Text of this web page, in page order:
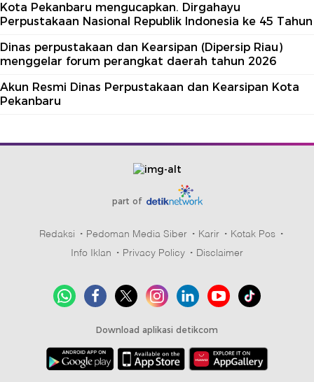
Kota Pekanbaru mengucapkan. Dirgahayu
Perpustakaan Nasional Republik Indonesia ke 45 Tahun
Dinas perpustakaan dan Kearsipan (Dipersip Riau)
menggelar forum perangkat daerah tahun 2026
Akun Resmi Dinas Perpustakaan dan Kearsipan Kota
Pekanbaru
part of
Redaksi Pedoman Media Siber Karir
Kotak Pos
Info Iklan
Privacy Policy Disclaimer
Download aplikasi detikcom